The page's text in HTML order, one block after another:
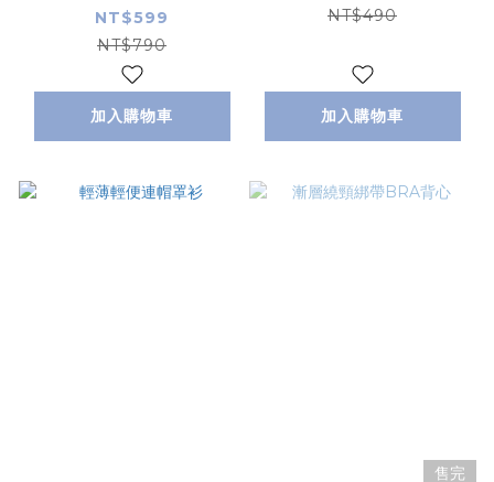
NT$599
NT$790
加入購物車
NT$490
加入購物車
售完